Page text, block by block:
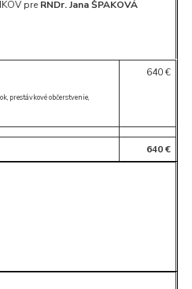
pre RNDr. Jana ŠPAKOVÁ
prestávkové občerstvenie,
640 €
640 €